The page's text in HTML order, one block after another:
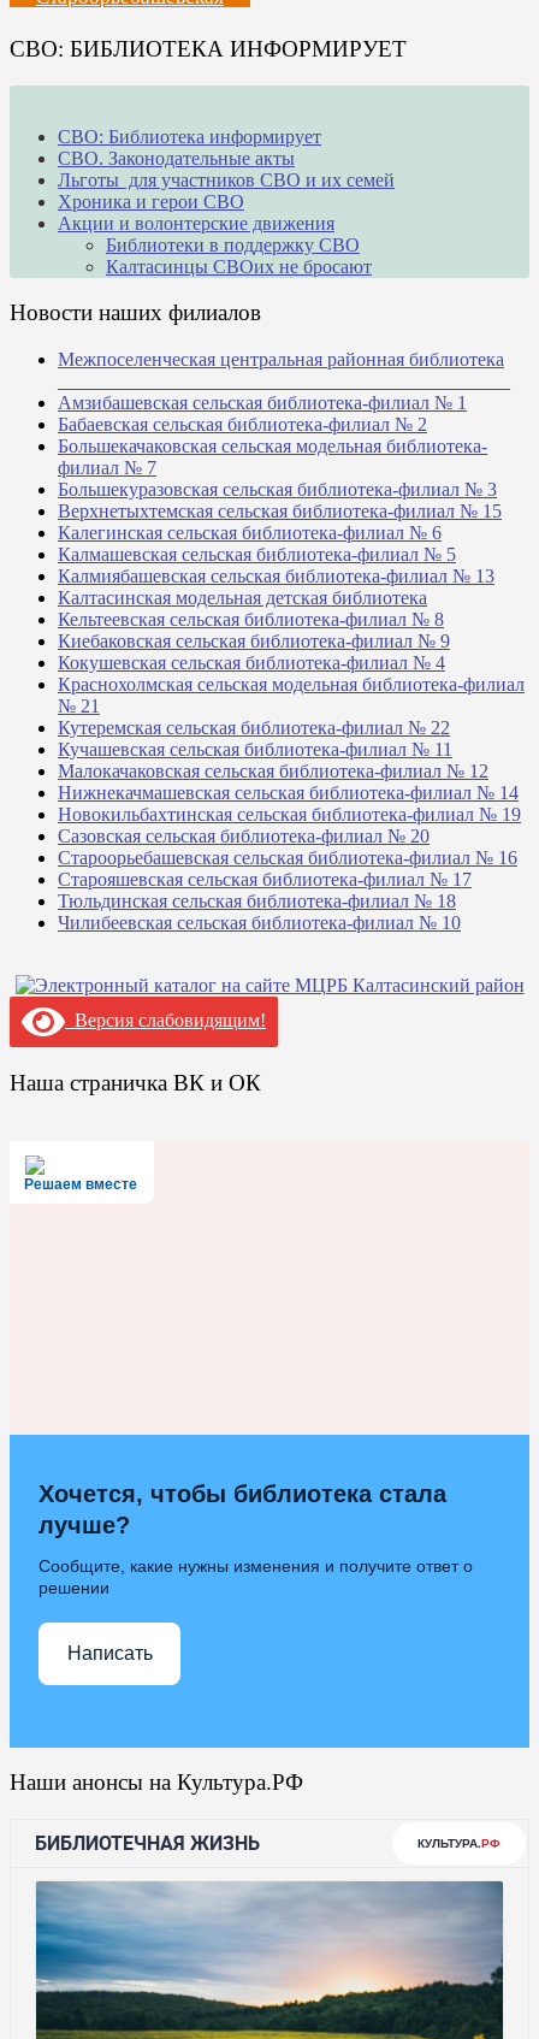
СВО: БИБЛИОТЕКА ИНФОРМИРУЕТ
СВО: Библиотека информирует
СВО. Законодательные акты
Льготы для участников СВО и их семей
Хроника и герои СВО
Акции и волонтерские движения
Библиотеки в поддержку СВО
Калтасинцы СВОих не бросают
Новости наших филиалов
Межпоселенческая центральная районная библиотека
Амзибашевская сельская библиотека-филиал № 1
Бабаевская сельская библиотека-филиал № 2
Большекачаковская сельская модельная библиотека-
филиал № 7
Большекуразовская сельская библиотека-филиал № 3
Верхнетыхтемская сельская библиотека-филиал № 15
Калегинская сельская библиотека-филиал № 6
Калмашевская сельская библиотека-филиал № 5
Калмиябашевская сельская библиотека-филиал № 13
Калтасинская модельная детская библиотека
Кельтеевская сельская библиотека-филиал № 8
Киебаковская сельская библиотека-филиал № 9
Кокушевская сельская библиотека-филиал № 4
Краснохолмская сельская модельная библиотека-филиал
№ 21
Кутеремская сельская библиотека-филиал № 22
Кучашевская сельская библиотека-филиал № 11
Малокачаковская сельская библиотека-филиал № 12
Нижнекачмашевская сельская библиотека-филиал № 14
Новокильбахтинская сельская библиотека-филиал № 19
Сазовская сельская библиотека-филиал № 20
Староорьебашевская сельская библиотека-филиал № 16
Старояшевская сельская библиотека-филиал № 17
Тюльдинская сельская библиотека-филиал № 18
Чилибеевская сельская библиотека-филиал № 10
Версия слабовидящим!
Наша страничка ВК и ОК
Решаем вместе
Хочется, чтобы библиотека стала
лучше?
Сообщите, какие нужны изменения и получите ответ о
решении
Написать
Наши анонсы на Культура.РФ